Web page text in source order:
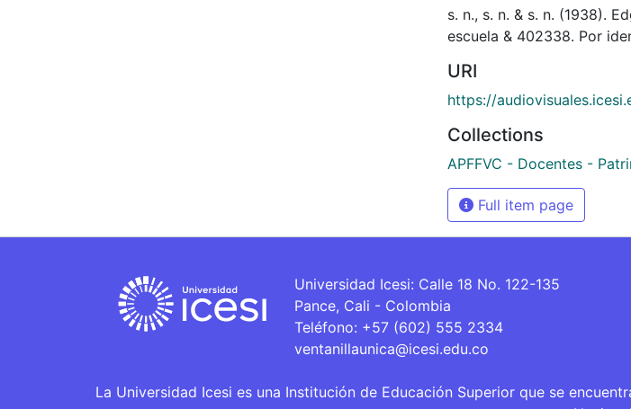
s. n., s. n. & s. n. (1938).
escuela & 402338. Por
URI
https://
Collections
APFFVC - Docentes -
Full item page
Universidad Icesi: Calle 18 No. 122-135
Pance, Cali - Colombia
Teléfono: +57 (602) 555 2334
ventanillaunica@icesi.edu.co
La Universidad Icesi es una Institución de Educación Superior que se